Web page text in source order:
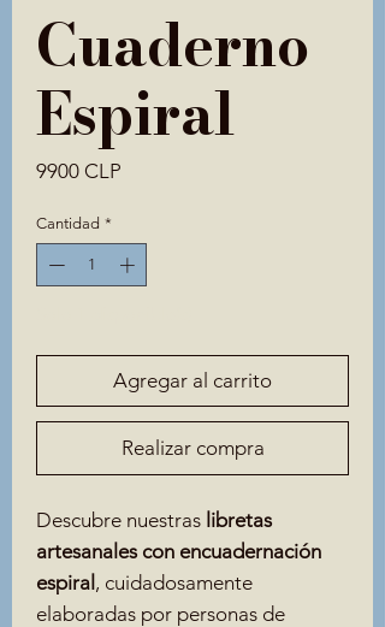
Cuaderno
Espiral
9900 CLP
Cantidad *
Agregar al carrito
Realizar compra
Descubre nuestras libretas
artesanales con encuadernación
espiral, cuidadosamente
elaboradas por personas de